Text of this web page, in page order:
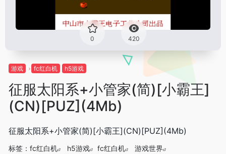
0 420
游戏 fc红白机 h5游戏
征服太阳系+小管家(简)[小霸王]
(CN)[PUZ](4Mb)
征服太阳系+小管家(简)[小霸王](CN)[PUZ](4Mb)
标签： fc红白机 h5游戏 fc红白机
游戏世界